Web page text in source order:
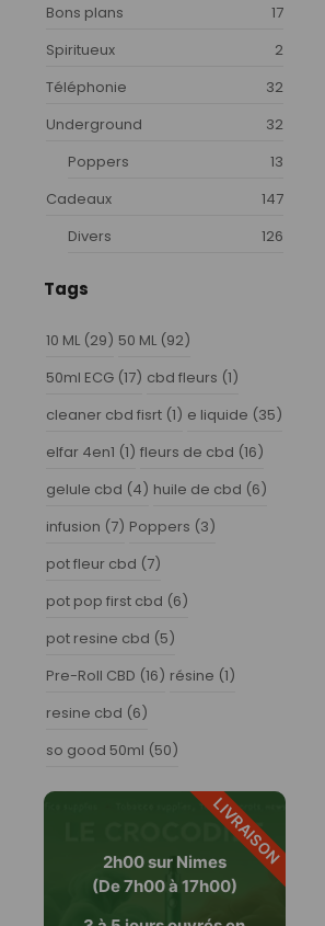
Bons plans
17
Spiritueux
2
Téléphonie
32
Underground
32
Poppers
13
Cadeaux
147
Divers
126
Tags
10 ML (29) 50 ML (92)
50ml ECG (17) cbd fleurs (1)
cleaner cbd fisrt (1) e liquide (35)
elfar 4en1 (1) fleurs de cbd (16)
gelule cbd (4) huile de cbd (6)
infusion (7) Poppers (3)
pot fleur cbd (7)
pot pop first cbd (6)
pot resine cbd (5)
Pre-Roll CBD (16) résine (1)
resine cbd (6)
so good 50ml (50)
2h00 sur Nimes
(De 7h00 à 17h00)
LIVRAISON